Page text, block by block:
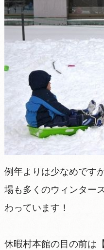
例年よりは少なめです
場も多くのウィンター
わっています！
休暇村本館の目の前は